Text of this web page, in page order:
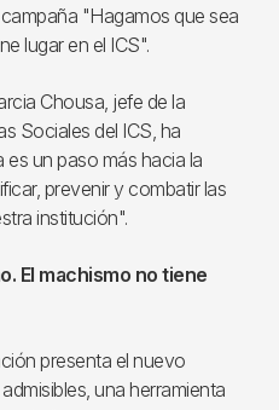
"Hagamos que sea
lugar en el ICS".
Chousa, jefe de la
Sociales del ICS, ha
un paso más hacia la
prevenir y combatir las
institución".
El machismo no tiene
presenta el nuevo
una herramienta